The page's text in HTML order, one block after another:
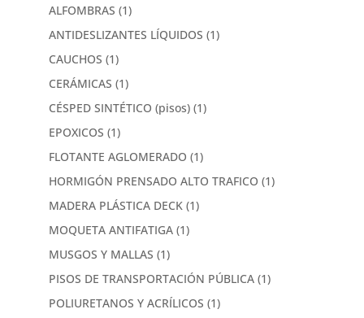
ALFOMBRAS (1)
ANTIDESLIZANTES LÍQUIDOS (1)
CAUCHOS (1)
CERÁMICAS (1)
CÉSPED SINTÉTICO (pisos) (1)
EPOXICOS (1)
FLOTANTE AGLOMERADO (1)
HORMIGÓN PRENSADO ALTO TRAFICO (1)
MADERA PLÁSTICA DECK (1)
MOQUETA ANTIFATIGA (1)
MUSGOS Y MALLAS (1)
PISOS DE TRANSPORTACIÓN PÚBLICA (1)
POLIURETANOS Y ACRÍLICOS (1)